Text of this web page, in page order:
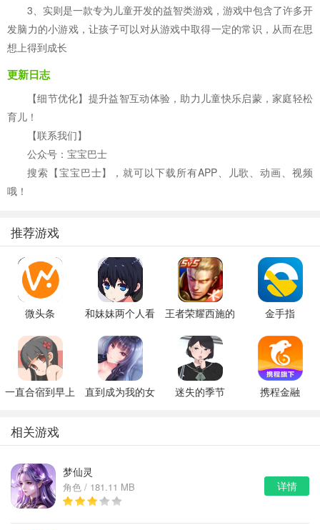
3、实则是一款专为儿童开发的益智类游戏，游戏中包含了许多开
发脑力的小游戏，让孩子可以对从游戏中取得一定的常识，从而在思
想上得到成长
更新日志
【细节优化】提升益智互动体验，助力儿童快乐启蒙，家庭轻松
育儿！
【联系我们】
公众号：宝宝巴士
搜索【宝宝巴士】，就可以下载所有APP、儿歌、动画、视频
哦！
推荐游戏
微头条
和妹妹两个人看
王者荣耀西施的
金手指
一直合宿到早上
直到成为我的女
迷失的季节
携程金融
相关游戏
梦仙灵
角色 / 181.11 MB 详情